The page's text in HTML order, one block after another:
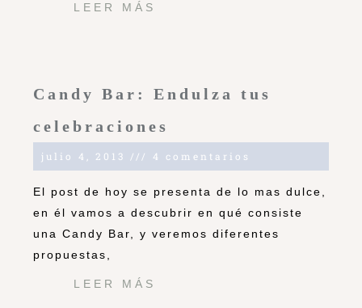
LEER MÁS
Candy Bar: Endulza tus
celebraciones
julio 4, 2013 4 comentarios
El post de hoy se presenta de lo mas dulce,
en él vamos a descubrir en qué consiste
una Candy Bar, y veremos diferentes
propuestas,
LEER MÁS